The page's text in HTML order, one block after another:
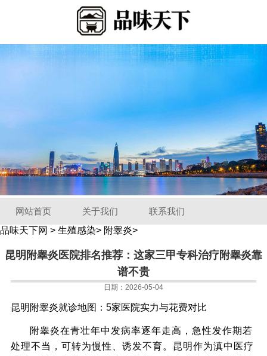
网站首页 关于我们
联系我们
品味天下网 > 生殖感染> 附睾炎>
昆明附睾炎医院排名推荐：这家三甲专科治疗附睾炎靠
谱不贵
日期：2026-05-04
昆明附睾炎就诊地图：5家医院实力与花费对比
附睾炎在青壮年中发病率逐年走高，急性发作期若
处理不当，可转为慢性、诱发不育。昆明作为滇中医疗